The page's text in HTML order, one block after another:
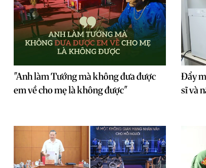
"Anh làm Tướng mà không đưa được
em về cho mẹ là không được"
Đẩy
sĩ và